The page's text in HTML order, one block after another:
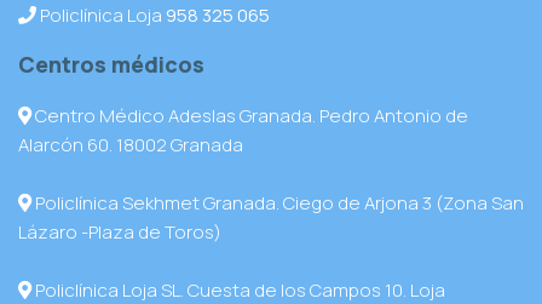
Policlínica Loja 958 325 065
Centros médicos
Centro Médico Adeslas Granada. Pedro Antonio de
Alarcón 60. 18002 Granada
Policlínica Sekhmet Granada. Ciego de Arjona 3 (Zona San
Lázaro -Plaza de Toros)
Policlínica Loja SL. Cuesta de los Campos 10. Loja